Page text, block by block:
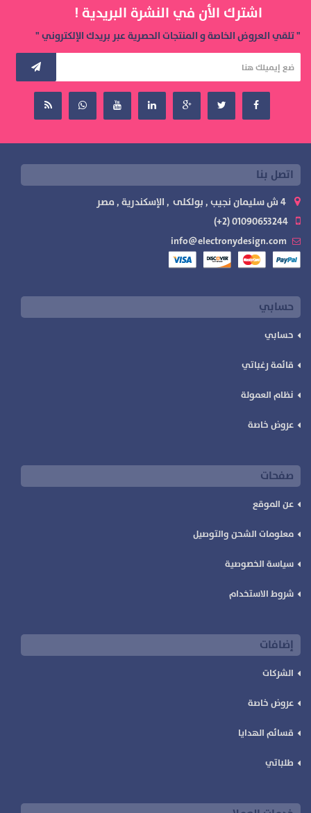
اشترك الأن في النشرة البريدية !
" تلقي العروض الخاصة و المنتجات الحصرية عبر بريدك الإلكتروني "
اتصل بنا
info@electronydesign.com
حسابي
حسابي
قائمة رغباتي
نظام العمولة
عروض خاصة
صفحات
عن الموقع
معلومات الشحن والتوصيل
سياسة الخصوصية
شروط الاستخدام
إضافات
الشركات
عروض خاصة
قسائم الهدايا
طلباتي